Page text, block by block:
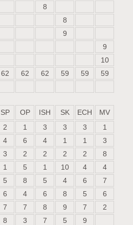
8
8
9
9
10
62 62 62 59 59
59
SP OP ISH SK ECH
MV
2 1 3 3 3
1
4 6 4 1 1
3
3 2 2 2 2
8
1 5 1 10 4
4
5 8 5 4 6
7
6 4 6 8 5
6
7 7 8 9 7
2
8 3 7 5
9